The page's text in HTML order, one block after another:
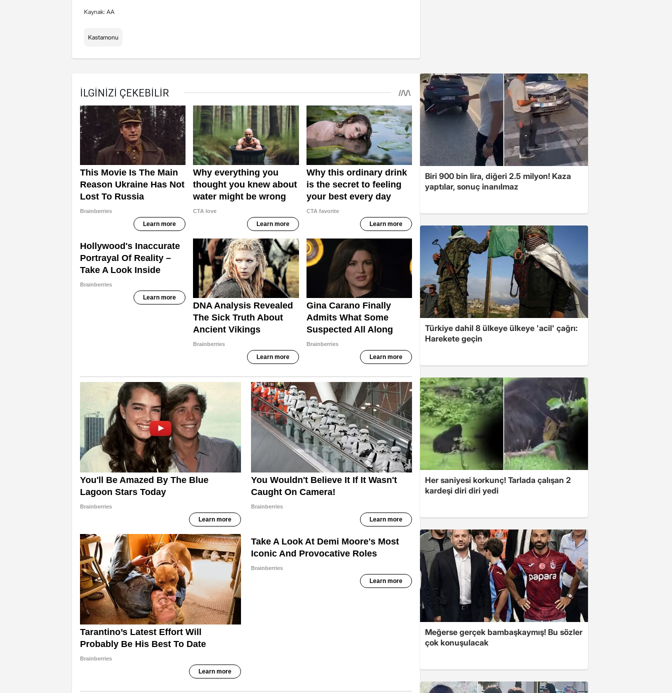
Kaynak: AA
Kastamonu
Biri 900 bin lira, diğeri 2.5 milyon! Kaza
yaptılar, sonuç inanılmaz
Türkiye dahil 8 ülkeye ülkeye 'acil' çağrı:
Harekete geçin
Her saniyesi korkunç! Tarlada çalışan 2
kardeşi diri diri yedi
Meğerse gerçek bambaşkaymış! Bu sözler
çok konuşulacak